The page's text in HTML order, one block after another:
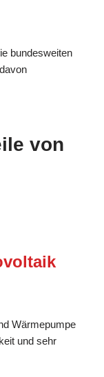
bundesweiten
von
Wärmepumpe
und sehr